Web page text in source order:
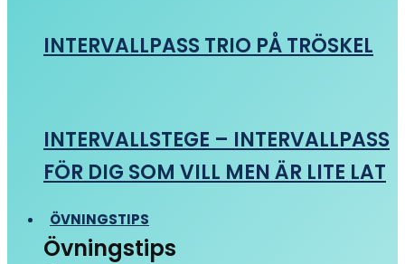
INTERVALLPASS TRIO PÅ TRÖSKEL
INTERVALLSTEGE – INTERVALLPASS
FÖR DIG SOM VILL MEN ÄR LITE LAT
ÖVNINGSTIPS
Övningstips